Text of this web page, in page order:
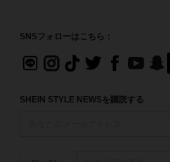
SNSフォローはこちら：
SHEIN STYLE NEWSを購読する